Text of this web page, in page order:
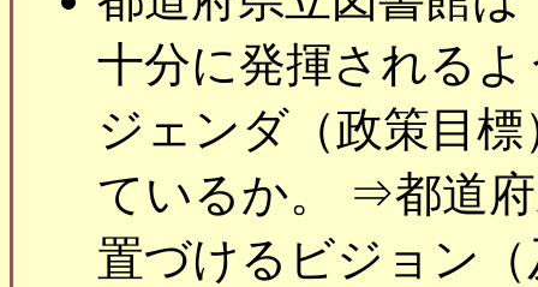
十分に発揮される
ジェンダ（政策目
ているか。 ⇒都道
置づけるビジョン